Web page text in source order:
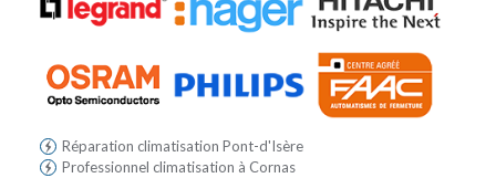
Réparation climatisation Pont-d'Isère
Professionnel climatisation à Cornas